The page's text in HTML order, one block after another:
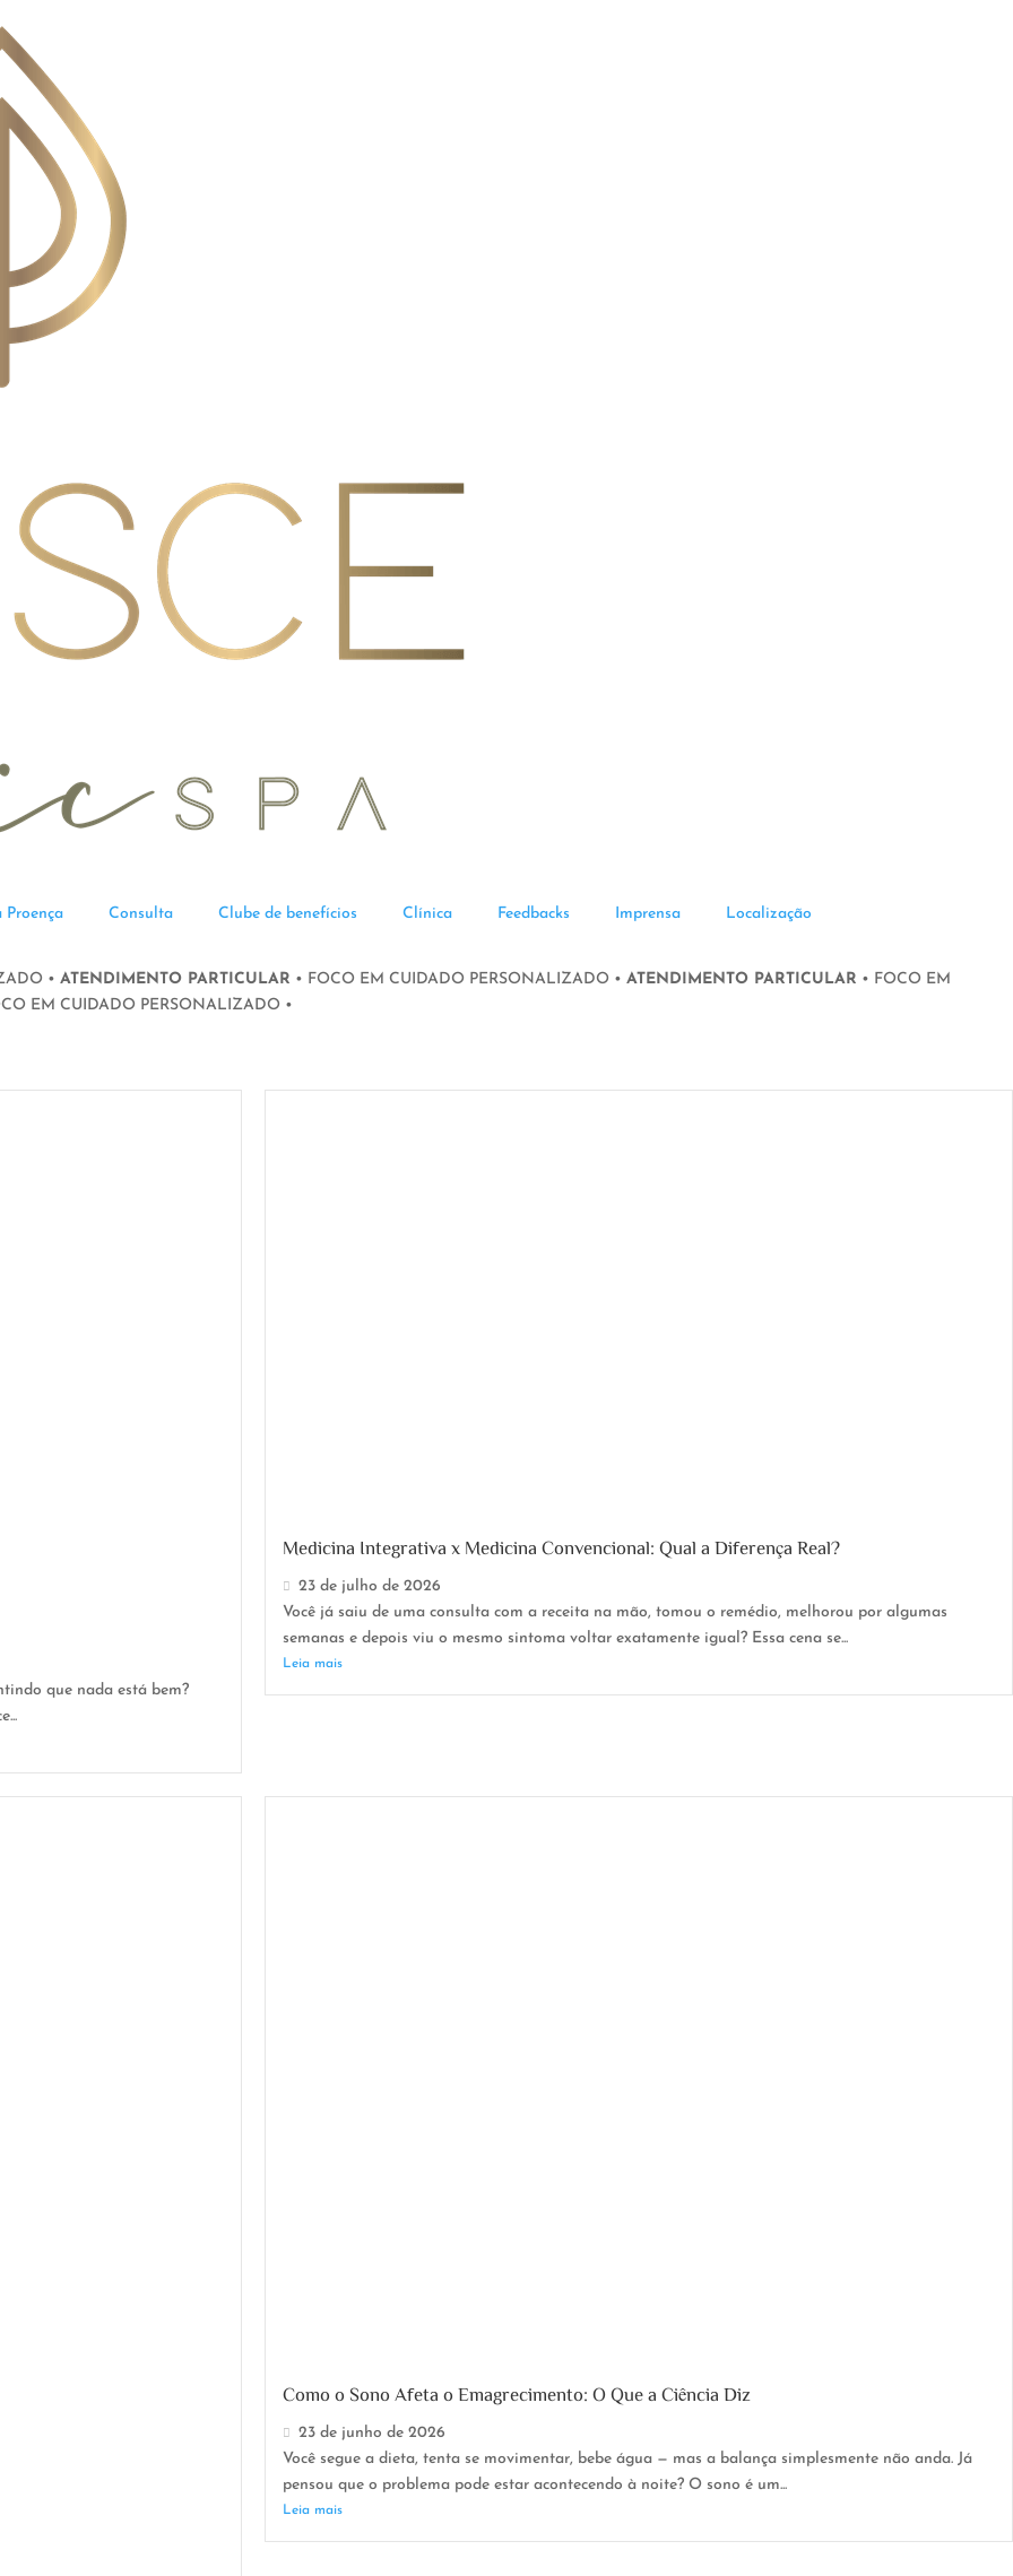
Proença Consulta Clube de benefícios Clínica Feedbacks Imprensa Localização
• ATENDIMENTO PARTICULAR • FOCO EM CUIDADO PERSONALIZADO • ATENDIMENTO PARTICULAR • FOCO EM
EM CUIDADO PERSONALIZADO •
que nada está bem?
Medicina Integrativa x Medicina Convencional: Qual a Diferença Real?
23 de julho de 2026
Você já saiu de uma consulta com a receita na mão, tomou o remédio, melhorou por algumas
semanas e depois viu o mesmo sintoma voltar exatamente igual? Essa cena se...
Leia mais
Como o Sono Afeta o Emagrecimento: O Que a Ciência Diz
23 de junho de 2026
Você segue a dieta, tenta se movimentar, bebe água — mas a balança simplesmente não anda. Já
pensou que o problema pode estar acontecendo à noite? O sono é um...
Leia mais